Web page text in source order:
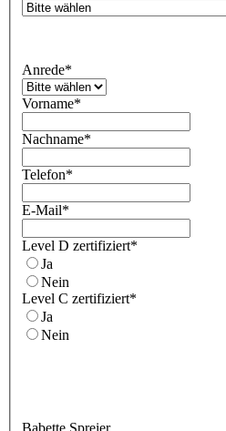
Anrede*
Vorname*
Nachname*
Telefon*
E-Mail*
Level D zertifiziert*
Ja
Nein
Level C zertifiziert*
Ja
Nein
Babette Spreier